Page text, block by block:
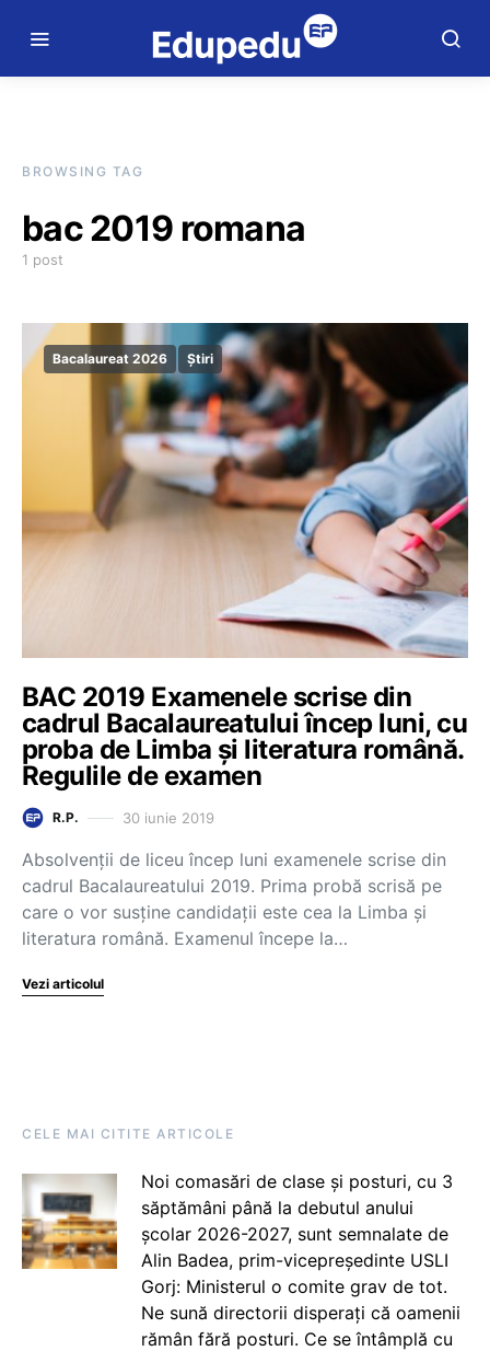
BROWSING TAG
bac 2019 romana
1 post
Bacalaureat 2026 Știri
BAC 2019 Examenele scrise din
cadrul Bacalaureatului încep luni, cu
proba de Limba și literatura română.
Regulile de examen
R.P. 30 iunie 2019
Absolvenții de liceu încep luni examenele scrise din
cadrul Bacalaureatului 2019. Prima probă scrisă pe
care o vor susține candidații este cea la Limba și
literatura română. Examenul începe la…
Vezi articolul
CELE MAI CITITE ARTICOLE
Noi comasări de clase și posturi, cu 3
săptămâni până la debutul anului
școlar 2026-2027, sunt semnalate de
Alin Badea, prim-vicepreședinte USLI
Gorj: Ministerul o comite grav de tot.
Ne sună directorii disperați că oamenii
rămân fără posturi. Ce se întâmplă cu